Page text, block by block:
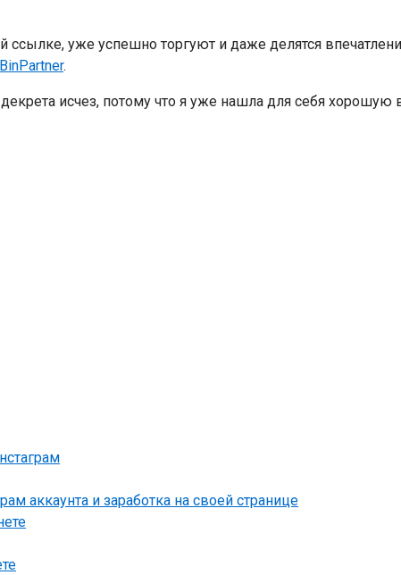
уже успешно торгуют и даже делятся
BinPartner.
исчез, потому что я уже нашла для себя
аккаунта и заработка на своей странице